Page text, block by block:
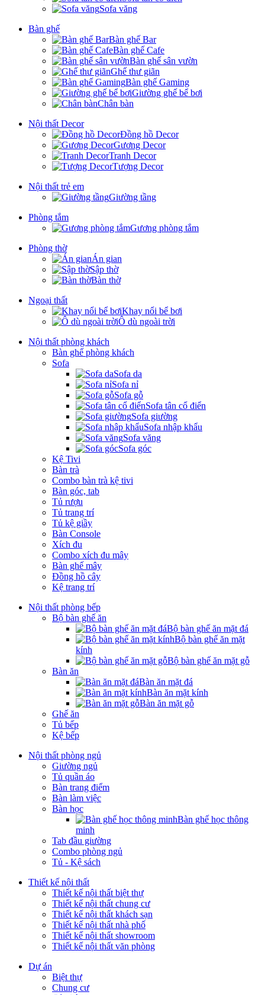
Sofa văng
Bàn ghế
Bàn ghế Bar
Bàn ghế Cafe
Bàn ghế sân vườn
Ghế thư giãn
Bàn ghế Gaming
Giường ghế bể bơi
Chân bàn
Nội thất Decor
Đồng hồ Decor
Gương Decor
Tranh Decor
Tượng Decor
Nội thất trẻ em
Giường tầng
Phòng tắm
Gương phòng tắm
Phòng thờ
Án gian
Sập thờ
Bàn thờ
Ngoại thất
Khay nổi bể bơi
Ô dù ngoài trời
Nội thất phòng khách
Bàn ghế phòng khách
Sofa
Sofa da
Sofa nỉ
Sofa gỗ
Sofa tân cổ điển
Sofa giường
Sofa nhập khẩu
Sofa văng
Sofa góc
Kệ Tivi
Bàn trà
Combo bàn trà kệ tivi
Bàn góc, tab
Tủ rượu
Tủ trang trí
Tủ kệ giầy
Bàn Console
Xích đu
Combo xích đu mây
Bàn ghế mây
Đồng hồ cây
Kệ trang trí
Nội thất phòng bếp
Bộ bàn ghế ăn
Bộ bàn ghế ăn mặt đá
Bộ bàn ghế ăn mặt
kính
Bộ bàn ghế ăn mặt gỗ
Bàn ăn
Bàn ăn mặt đá
Bàn ăn mặt kính
Bàn ăn mặt gỗ
Ghế ăn
Tủ bếp
Kệ bếp
Nội thất phòng ngủ
Giường ngủ
Tủ quần áo
Bàn trang điểm
Bàn làm việc
Bàn học
Bàn ghế học thông
minh
Tab đầu giường
Combo phòng ngủ
Tủ - Kệ sách
Thiết kế nội thất
Thiết kế nội thất biệt thự
Thiết kế nội thất chung cư
Thiết kế nội thất khách sạn
Thiết kế nội thất nhà phố
Thiết kế nội thất showroom
Thiết kế nội thất văn phòng
Dự án
Biệt thự
Chung cư